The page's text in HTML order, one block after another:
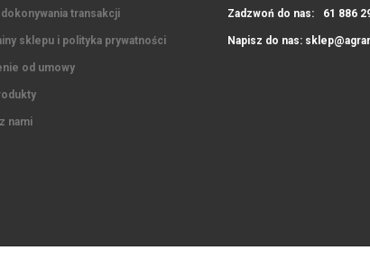
transakcji
sklepu i polityka prywatności
od umowy
nami
Zadzwoń do nas: 61 886
Napisz do nas: